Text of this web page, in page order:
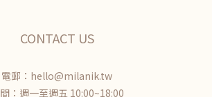
CONTACT US
電郵：hello@milanik.tw
：週一至週五 10:00~18:00